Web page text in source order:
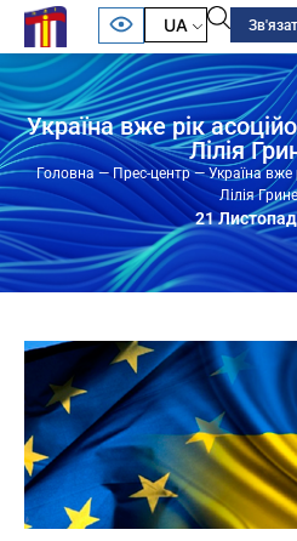
UA
Україна вже рік
Лілія
Головна—Прес-центр—Україна вже
Лілія
21